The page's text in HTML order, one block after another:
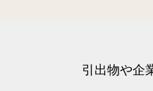
引出物や企